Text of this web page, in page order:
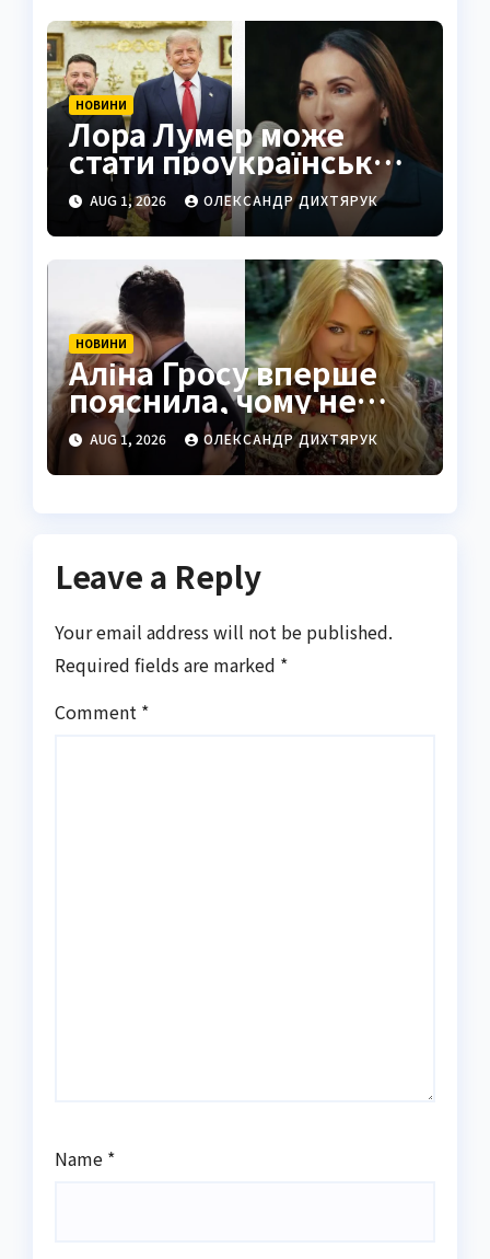
НОВИНИ
Лора Лумер може
стати проукраїнським
голосом для Трампа
AUG 1, 2026 ОЛЕКСАНДР ДИХТЯРУК
НОВИНИ
Аліна Гросу вперше
пояснила, чому не
показує чоловіка
AUG 1, 2026 ОЛЕКСАНДР ДИХТЯРУК
Leave a Reply
Your email address will not be published.
Required fields are marked *
Comment *
Name *